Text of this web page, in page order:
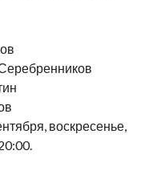
воскресенье,